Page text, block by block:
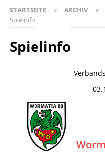
STARTSEITE ARCHIV
Spielinfo
Spielinfo